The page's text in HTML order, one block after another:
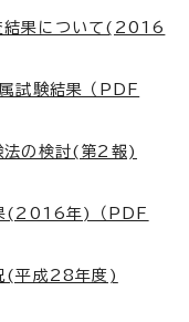
結果について(2016
試験結果 （PDF
法の検討(第2報)
(2016年) （PDF
(平成28年度)